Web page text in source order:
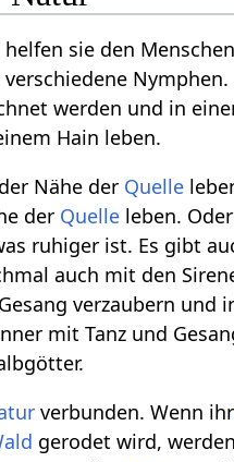
sie den
Nymphen.
werden und in
Hain leben.
Nähe der Quelle
der Quelle leben. Oder
ruhiger ist. Es gibt
auch mit den
verzaubern und
mit Tanz und
verbunden. Wenn
gerodet wird,